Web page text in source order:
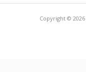
Copyright ©